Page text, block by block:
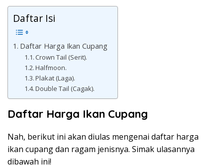
Daftar Isi
Daftar Harga Ikan Cupang
Crown Tail (Serit).
Halfmoon.
Plakat (Laga).
Double Tail (Cagak).
Daftar Harga Ikan Cupang
Nah, berikut ini akan diulas mengenai daftar harga
ikan cupang dan ragam jenisnya. Simak ulasannya
dibawah ini!